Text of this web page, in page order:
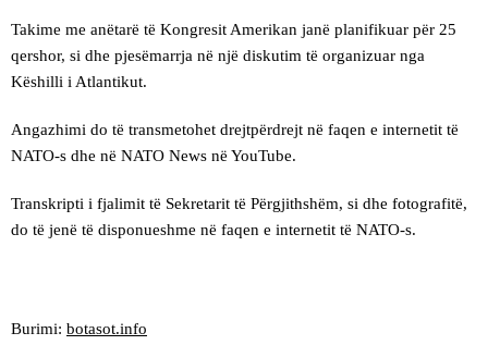
Takime me anëtarë të Kongresit Amerikan janë planifikuar për 25
qershor, si dhe pjesëmarrja në një diskutim të organizuar nga
Këshilli i Atlantikut.
Angazhimi do të transmetohet drejtpërdrejt në faqen e internetit të
NATO-s dhe në NATO News në YouTube.
Transkripti i fjalimit të Sekretarit të Përgjithshëm, si dhe fotografitë,
do të jenë të disponueshme në faqen e internetit të NATO-s.
Burimi: botasot.info